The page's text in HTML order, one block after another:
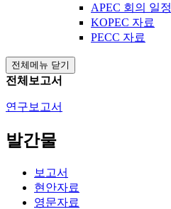
APEC 회의 일정
KOPEC 자료
PECC 자료
전체메뉴 닫기
전체보고서
연구보고서
발간물
보고서
현안자료
영문자료